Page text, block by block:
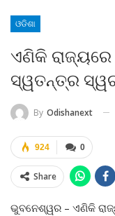
ଓଡିଶା
ଏଣିକି
ସ୍ୱତନ୍ତ୍ର
By Odishanext
0
924
Share
ଭୁବନେଶ୍ୱର – ଏଣିକି